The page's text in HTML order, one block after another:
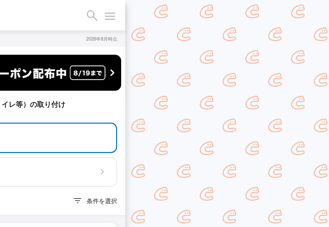
2026年8月時点
レ等）の取り付け
条件を選択